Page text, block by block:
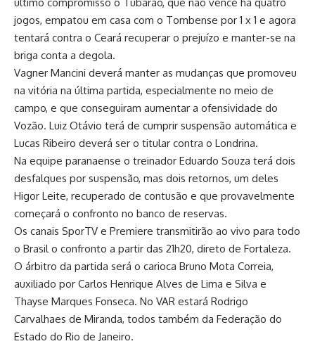
jogos, empatou em casa com o Tombense por 1 x 1 e agora
tentará contra o Ceará recuperar o prejuízo e manter-se na
briga conta a degola.
Vagner Mancini deverá manter as mudanças que promoveu
na vitória na última partida, especialmente no meio de
campo, e que conseguiram aumentar a ofensividade do
Vozão. Luiz Otávio terá de cumprir suspensão automática e
Lucas Ribeiro deverá ser o titular contra o Londrina.
Na equipe paranaense o treinador Eduardo Souza terá dois
desfalques por suspensão, mas dois retornos, um deles
Higor Leite, recuperado de contusão e que provavelmente
começará o confronto no banco de reservas.
Os canais SporTV e Premiere transmitirão ao vivo para todo
o Brasil o confronto a partir das 21h20, direto de Fortaleza.
O árbitro da partida será o carioca Bruno Mota Correia,
auxiliado por Carlos Henrique Alves de Lima e Silva e
Thayse Marques Fonseca. No VAR estará Rodrigo
Carvalhaes de Miranda, todos também da Federação do
Estado do Rio de Janeiro.